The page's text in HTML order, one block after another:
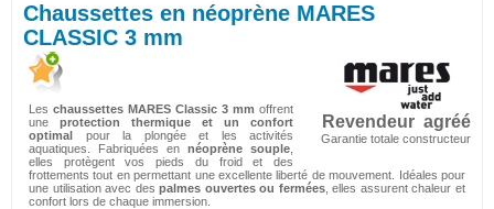
Chaussettes en néoprène MARES
CLASSIC 3 mm
Revendeur agréé
Garantie totale constructeur
Les chaussettes MARES Classic 3 mm offrent
une protection thermique et un confort
optimal pour la plongée et les activités
aquatiques. Fabriquées en néoprène souple
elles protègent vos pieds du froid et des
frottements tout en permettant une excellente liberté de mouvement. Idéales pour
une utilisation avec despalmes ouvertes ou fermées, elles assurent chaleur et
confort lors de chaque immersion.